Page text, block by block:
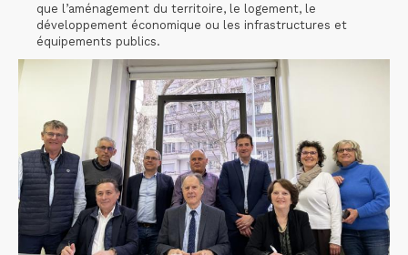
que l’aménagement du territoire, le logement, le
développement économique ou les infrastructures et
équipements publics.